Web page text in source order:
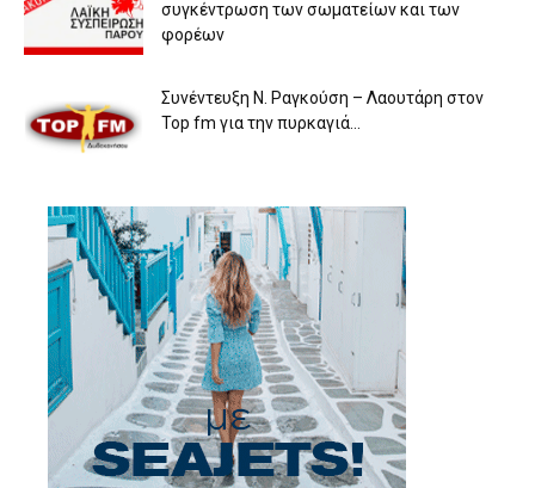
συγκέντρωση των σωματείων και των
φορέων
Συνέντευξη Ν. Ραγκούση – Λαουτάρη στον
Top fm για την πυρκαγιά...